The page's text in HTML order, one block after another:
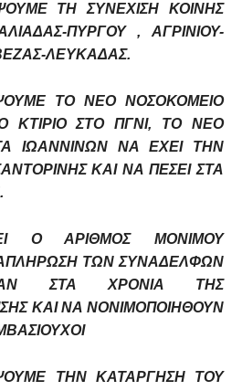
ΤΗ ΣΥΝΕΧΙΣΗ ΚΟΙΝΗΣ
ΠΥΡΓΟΥ , ΑΓΡΙΝΙΟΥ-
ΛΕΥΚΑΔΑΣ.
ΤΟ ΝΕΟ ΝΟΣΟΚΟΜΕΙΟ
ΚΤΙΡΙΟ ΣΤΟ ΠΓΝΙ, ΤΟ ΝΕΟ
ΙΩΑΝΝΙΝΩΝ ΝΑ ΕΧΕΙ ΤΗΝ
ΚΑΙ ΝΑ ΠΕΣΕΙ ΣΤΑ
Ο ΑΡΙΘΜΟΣ ΜΟΝΙΜΟΥ
ΤΩΝ ΣΥΝΑΔΕΛΦΩΝ
ΣΤΑ ΧΡΟΝΙΑ ΤΗΣ
ΚΑΙ ΝΑ ΝΟΝΙΜΟΠΟΙΗΘΟΥΝ
ΤΗΝ ΚΑΤΑΡΓΗΣΗ ΤΟΥ